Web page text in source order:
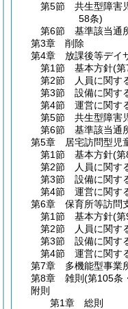
第5節
共生型障害
58条)
第6節
基準該当通
第3章
削除
第4章
放課後等デイ
第1節
基本方針(第
第2節
人員に関す
第3節
設備に関す
第4節
運営に関す
第5節
共生型障害
第6節
基準該当通
第5章
居宅訪問型児
第1節
基本方針(第
第2節
人員に関す
第3節
設備に関す
第4節
運営に関す
第6章
保育所等訪問
第1節
基本方針(第
第2節
人員に関す
第3節
設備に関す
第4節
運営に関す
第7章
多機能型事業
第8章
雑則 (第105条
附則
第1章
総則